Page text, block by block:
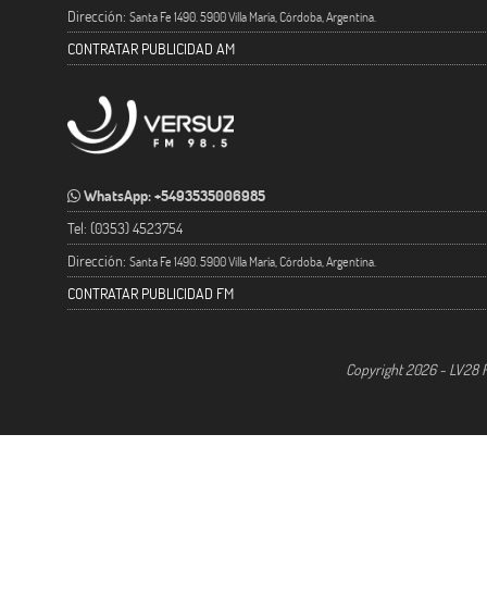
Dirección: Santa Fe 1490. 5900 Villa María, Córdoba, Argentina.
CONTRATAR PUBLICIDAD AM
WhatsApp: +5493535006985
Tel: (0353) 4523754
Dirección: Santa Fe 1490. 5900 Villa María, Córdoba, Argentina.
CONTRATAR PUBLICIDAD FM
Copyright 2026 - LV28